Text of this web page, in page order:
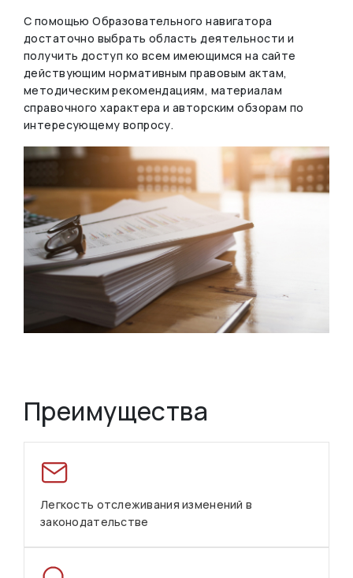
С помощью Образовательного навигатора
достаточно выбрать область деятельности и
получить доступ ко всем имеющимся на сайте
действующим нормативным правовым актам,
методическим рекомендациям, материалам
справочного характера и авторским обзорам по
интересующему вопросу.
Преимущества
Легкость отслеживания изменений в
законодательстве